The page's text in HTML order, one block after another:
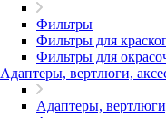
Фильтры
Фильтры для
Фильтры для
Адаптеры, вертлюги,
Адаптеры,